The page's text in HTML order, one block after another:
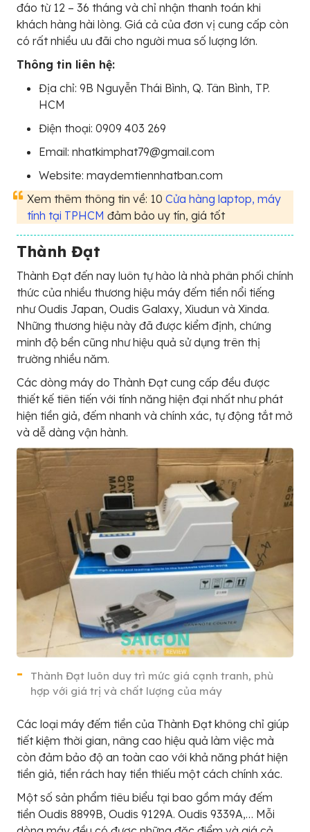
đáo từ 12 – 36 tháng và chỉ nhận thanh toán khi
khách hàng hài lòng. Giá cả của đơn vị cung cấp còn
có rất nhiều ưu đãi cho người mua số lượng lớn.
Thông tin liên hệ:
Địa chỉ: 9B Nguyễn Thái Bình, Q. Tân Bình, TP.
HCM
Điện thoại: 0909 403 269
Email: nhatkimphat79@gmail.com
Website: maydemtiennhatban.com
Xem thêm thông tin về: 10 Cửa hàng laptop, máy
tính tại TPHCM đảm bảo uy tín, giá tốt
Thành Đạt
Thành Đạt đến nay luôn tự hào là nhà phân phối chính
thức của nhiều thương hiệu máy đếm tiền nổi tiếng
như Oudis Japan, Oudis Galaxy, Xiudun và Xinda.
Những thương hiệu này đã được kiểm định, chứng
minh độ bền cũng như hiệu quả sử dụng trên thị
trường nhiều năm.
Các dòng máy do Thành Đạt cung cấp đều được
thiết kế tiên tiến với tính năng hiện đại nhất như phát
hiện tiền giả, đếm nhanh và chính xác, tự động tắt mở
và dễ dàng vận hành.
Thành Đạt luôn duy trì mức giá cạnh tranh, phù
hợp với giá trị và chất lượng của máy
Các loại máy đếm tiền của Thành Đạt không chỉ giúp
tiết kiệm thời gian, nâng cao hiệu quả làm việc mà
còn đảm bảo độ an toàn cao với khả năng phát hiện
tiền giả, tiền rách hay tiền thiếu một cách chính xác.
Một số sản phẩm tiêu biểu tại bao gồm máy đếm
tiền Oudis 8899B, Oudis 9129A. Oudis 9339A,… Mỗi